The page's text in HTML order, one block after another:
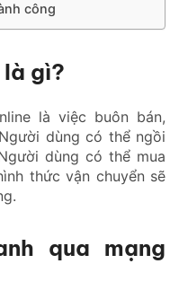
công
là gì?
là việc buôn bán,
dùng có thể ngồi
dùng có thể mua
thức vận chuyển sẽ
qua mạng